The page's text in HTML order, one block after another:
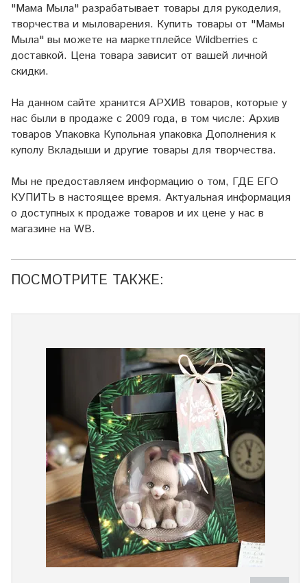
"Мама Мыла" разрабатывает товары для рукоделия,
творчества и мыловарения. Купить товары от "Мамы
Мыла" вы можете на маркетплейсе Wildberries с
доставкой. Цена товара зависит от вашей личной
скидки.
На данном сайте хранится АРХИВ товаров, которые у
нас были в продаже с 2009 года, в том числе: Архив
товаров Упаковка Купольная упаковка Дополнения к
куполу Вкладыши и другие товары для творчества.
Мы не предоставляем информацию о том, ГДЕ ЕГО
КУПИТЬ в настоящее время. Актуальная информация
о доступных к продаже товаров и их цене у нас в
магазине на WB.
ПОСМОТРИТЕ ТАКЖЕ: